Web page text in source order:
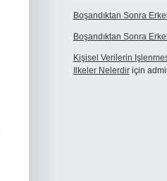
Boşandıktan Sonra
Boşandıktan Sonra
Kişisel Verilerin
Ilkeler Nelerdiriçin